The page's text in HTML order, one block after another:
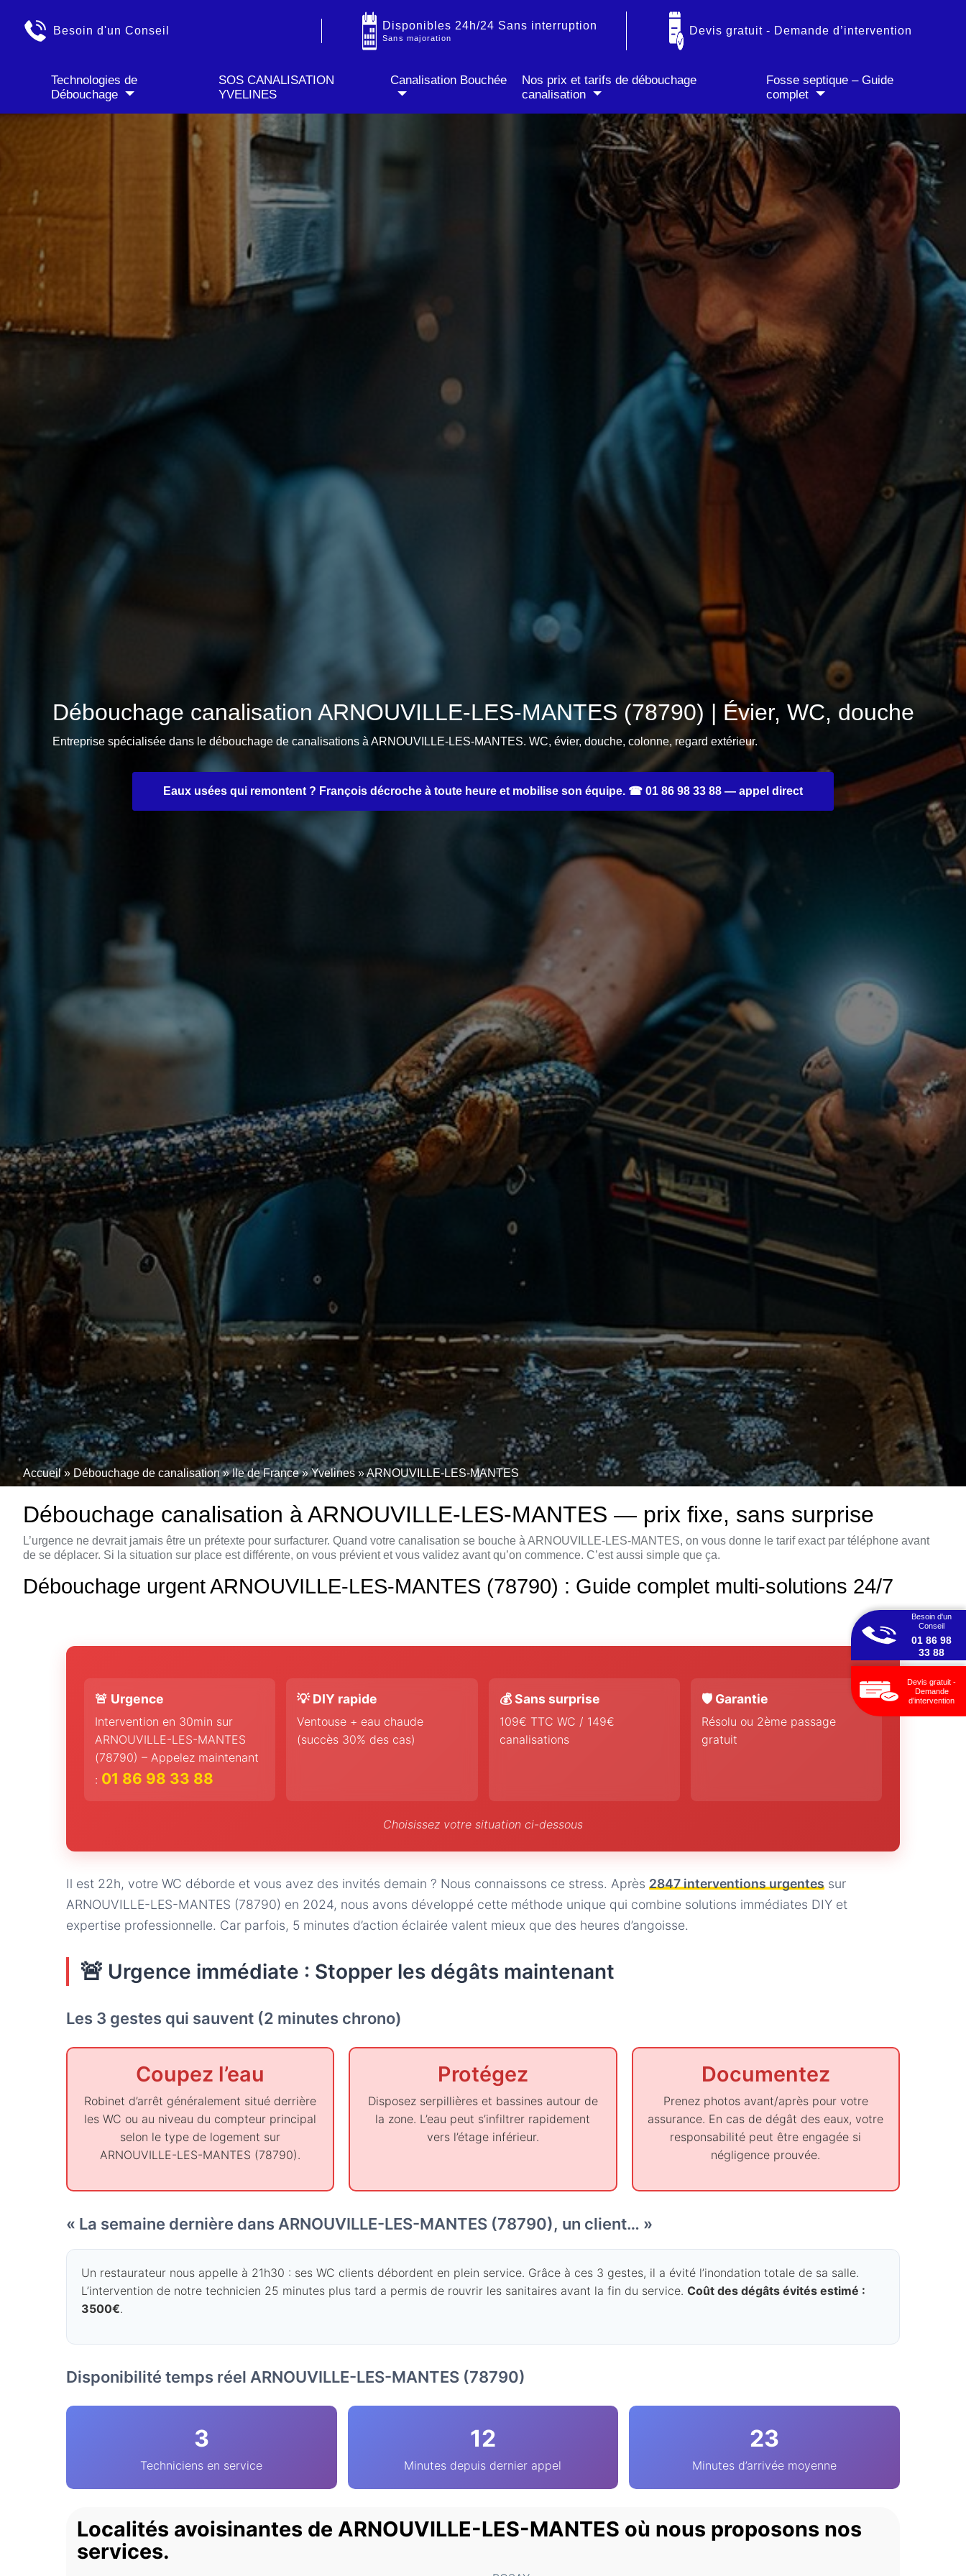
Besoin d'un Conseil
Disponibles 24h/24 Sans interruption
Sans majoration
Devis gratuit - Demande d’intervention
Technologies de
Débouchage
SOS CANALISATION
YVELINES
Canalisation Bouchée
Nos prix et tarifs de débouchage
canalisation
Fosse septique – Guide
complet
✓ Prix fixe annoncé par téléphone✓ Sans majoration soir & week-end ✓ Paiement CB accepté
Débouchage canalisation ARNOUVILLE-LES-MANTES (78790) | Évier, WC, douche
Entreprise spécialisée dans le débouchage de canalisations à ARNOUVILLE-LES-MANTES. WC, évier, douche, colonne, regard extérieur.
Eaux usées qui remontent ? François décroche à toute heure et mobilise son équipe. ☎ 01 86 98 33 88 — appel direct
Accueil» Débouchage de canalisation»Ile de France»Yvelines»ARNOUVILLE-LES-MANTES
Débouchage canalisation à ARNOUVILLE-LES-MANTES — prix fixe, sans surprise
L’urgence ne devrait jamais être un prétexte pour surfacturer. Quand votre canalisation se bouche à ARNOUVILLE-LES-MANTES, on vous donne le tarif exact par téléphone avant
de se déplacer. Si la situation sur place est différente, on vous prévient et vous validez avant qu’on commence. C’est aussi simple que ça.
Débouchage urgent ARNOUVILLE-LES-MANTES (78790) : Guide complet multi-solutions 24/7
🚨 Urgence
Intervention en 30min sur
ARNOUVILLE-LES-MANTES
(78790) – Appelez maintenant
: 01 86 98 33 88
💡 DIY rapide
Ventouse + eau chaude
(succès 30% des cas)
💰 Sans surprise
109€ TTC WC / 149€
canalisations
🛡️ Garantie
Résolu ou 2ème passage
gratuit
Choisissez votre situation ci-dessous
Il est 22h, votre WC déborde et vous avez des invités demain ? Nous connaissons ce stress. Après 2847 interventions urgentes sur
ARNOUVILLE-LES-MANTES (78790) en 2024, nous avons développé cette méthode unique qui combine solutions immédiates DIY et
expertise professionnelle. Car parfois, 5 minutes d’action éclairée valent mieux que des heures d’angoisse.
🚨 Urgence immédiate : Stopper les dégâts maintenant
Les 3 gestes qui sauvent (2 minutes chrono)
Coupez l’eau
Robinet d’arrêt généralement situé derrière
les WC ou au niveau du compteur principal
selon le type de logement sur
ARNOUVILLE-LES-MANTES (78790).
Protégez
Disposez serpillières et bassines autour de
la zone. L’eau peut s’infiltrer rapidement
vers l’étage inférieur.
Documentez
Prenez photos avant/après pour votre
assurance. En cas de dégât des eaux, votre
responsabilité peut être engagée si
négligence prouvée.
« La semaine dernière dans ARNOUVILLE-LES-MANTES (78790), un client… »
Un restaurateur nous appelle à 21h30 : ses WC clients débordent en plein service. Grâce à ces 3 gestes, il a évité l’inondation totale de sa salle.
L’intervention de notre technicien 25 minutes plus tard a permis de rouvrir les sanitaires avant la fin du service. Coût des dégâts évités estimé :
3500€.
Disponibilité temps réel ARNOUVILLE-LES-MANTES (78790)
3
Techniciens en service
12
Minutes depuis dernier appel
23
Minutes d’arrivée moyenne
Localités avoisinantes de ARNOUVILLE-LES-MANTES où nous proposons nos
services.
Besoin d'un
Conseil
01 86 98
33 88
Devis gratuit -
Demande
d’intervention